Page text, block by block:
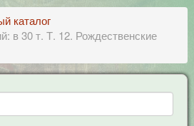
каталог
в 30 т. Т. 12. Рождественские